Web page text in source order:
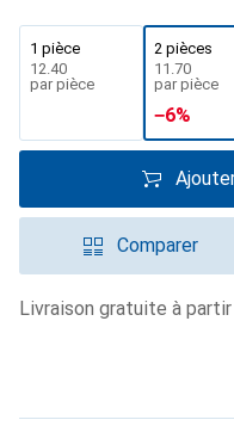
1 pièce
CHF
12.40
par pièce
2 pièces
CHF
11.70
par pièce
−6%
Comparer
Livraison gratuite à